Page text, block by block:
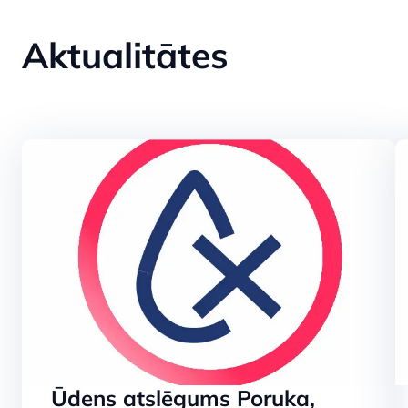
Bez ūdens
SKATĪT
Lāzera
attīrīšanā
Aktualitātes
Ūdens atslēgums Poruka,